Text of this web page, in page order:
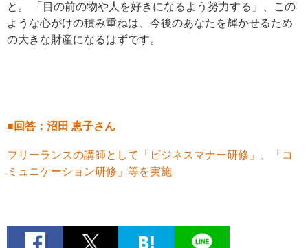
と。 「目の前の物や人を好きになるよう努力する」、この
ような心がけの積み重ねは、今後のあなたを輝かせるため
の大きな財産になるはずです。
■回答：沼田 恵子さん
フリーランスの講師として「ビジネスマナー研修」、「コ
ミュニケーション研修」等を実施